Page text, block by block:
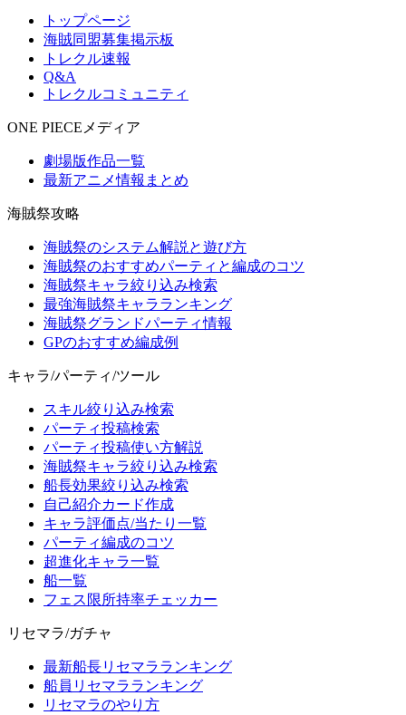
トップページ
海賊同盟募集掲示板
トレクル速報
Q&A
トレクルコミュニティ
ONE PIECEメディア
劇場版作品一覧
最新アニメ情報まとめ
海賊祭攻略
海賊祭のシステム解説と遊び方
海賊祭のおすすめパーティと編成のコツ
海賊祭キャラ絞り込み検索
最強海賊祭キャラランキング
海賊祭グランドパーティ情報
GPのおすすめ編成例
キャラ/パーティ/ツール
スキル絞り込み検索
パーティ投稿検索
パーティ投稿使い方解説
海賊祭キャラ絞り込み検索
船長効果絞り込み検索
自己紹介カード作成
キャラ評価点/当たり一覧
パーティ編成のコツ
超進化キャラ一覧
船一覧
フェス限所持率チェッカー
リセマラ/ガチャ
最新船長リセマラランキング
船員リセマラランキング
リセマラのやり方